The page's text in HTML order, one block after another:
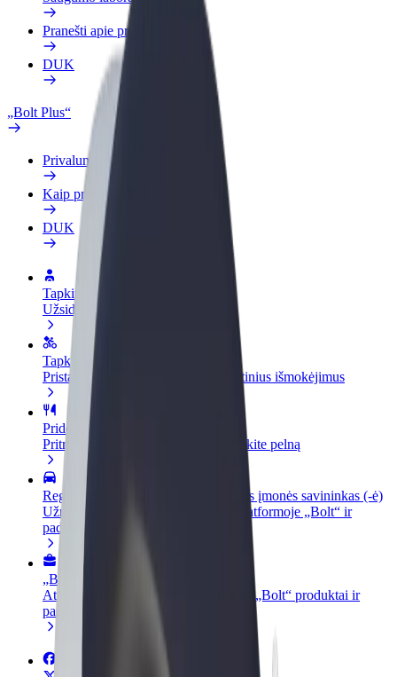
Pranešti apie problemą
DUK
„Bolt Plus“
Privalumai
Kaip prisijungti
DUK
Tapkite vairuotoju (-a)
Užsidirbkite jums patogiu metu
Tapkite kurjeriu (-e)
Pristatinėkite maistą ir gaukite savaitinius išmokėjimus
Pridėti restoraną ar parduotuvę
Pritraukite daugiau klientų ir padidinkite pelną
Registruotis kaip automobilių nuomos įmonės savininkas (-ė)
Užregistruokite savo automobilius platformoje „Bolt“ ir
padidinkite pajamas
„Bolt for Business“
Atskirų įmonių poreikiams pritaikomi „Bolt“ produktai ir
paslaugos